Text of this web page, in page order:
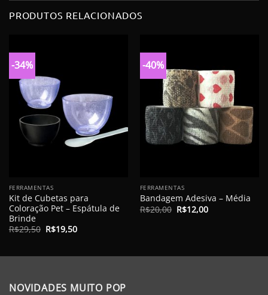
PRODUTOS RELACIONADOS
-34%
FERRAMENTAS
Kit de Cubetas para
Coloração Pet – Espátula de
Brinde
R$29,50 O
preço
R$29,50.
R$19,50O
preço
R$19,50.
-40%
FERRAMENTAS
Bandagem Adesiva – Média
R$20,00 O
preço
R$12,00O
preço
NOVIDADES MUITO POP